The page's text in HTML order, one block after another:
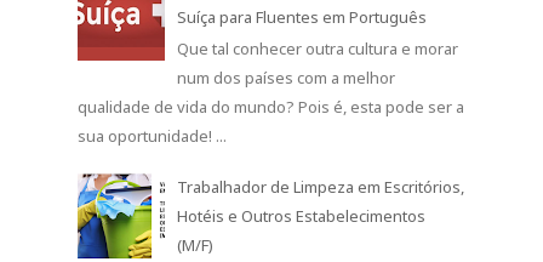
Suíça para Fluentes em Português
Que tal conhecer outra cultura e morar
num dos países com a melhor
qualidade de vida do mundo? Pois é, esta pode ser a
sua oportunidade! ...
Trabalhador de Limpeza em Escritórios,
Hotéis e Outros Estabelecimentos
(M/F)